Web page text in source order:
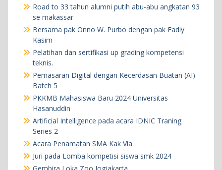
Road to 33 tahun alumni putih abu-abu angkatan 93
se makassar
Bersama pak Onno W. Purbo dengan pak Fadly
Kasim
Pelatihan dan sertifikasi up grading kompetensi
teknis.
Pemasaran Digital dengan Kecerdasan Buatan (AI)
Batch 5
PKKMB Mahasiswa Baru 2024 Universitas
Hasanuddin
Artificial Intelligence pada acara IDNIC Traning
Series 2
Acara Penamatan SMA Kak Via
Juri pada Lomba kompetisi siswa smk 2024